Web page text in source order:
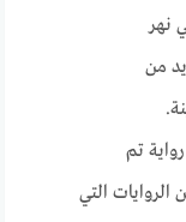
نهر
من
تم
تعتبر من الروايات التي